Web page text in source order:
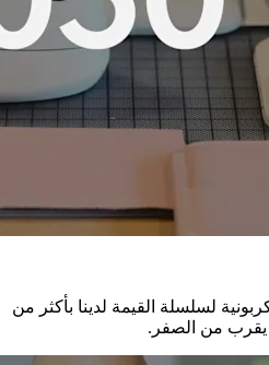
لسلسلة القيمة لدينا بأكثر من
يقرب من الصفر.